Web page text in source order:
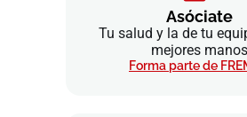
Asóciate
Tu salud y la de tu
mejores manos
Forma parte de